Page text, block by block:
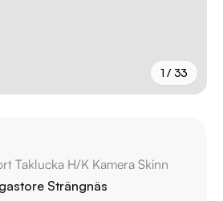
1 / 33
Taklucka H/K Kamera Skinn
Strängnäs